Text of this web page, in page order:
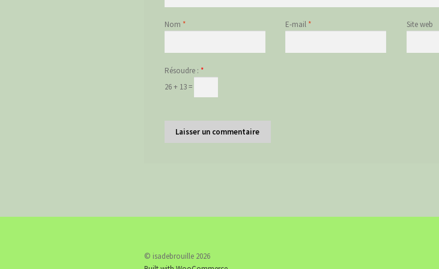
Nom * E-mail * Site web
Résoudre : *
26 + 13 =
© isadebrouille 2026